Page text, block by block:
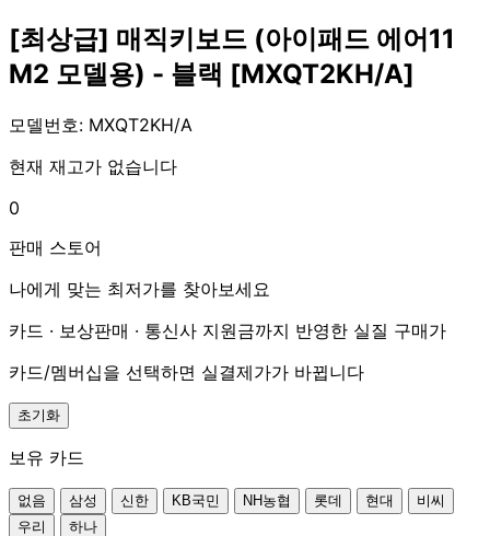
[최상급] 매직키보드 (아이패드 에어11
M2 모델용) - 블랙 [MXQT2KH/A]
모델번호: MXQT2KH/A
현재 재고가 없습니다
0
판매 스토어
나에게 맞는 최저가를 찾아보세요
카드 · 보상판매 · 통신사 지원금까지 반영한 실질 구매가
카드/멤버십을 선택하면 실결제가가 바뀝니다
초기화
보유 카드
없음 삼성 신한 KB국민 NH농협 롯데 현대
비씨
우리
하나